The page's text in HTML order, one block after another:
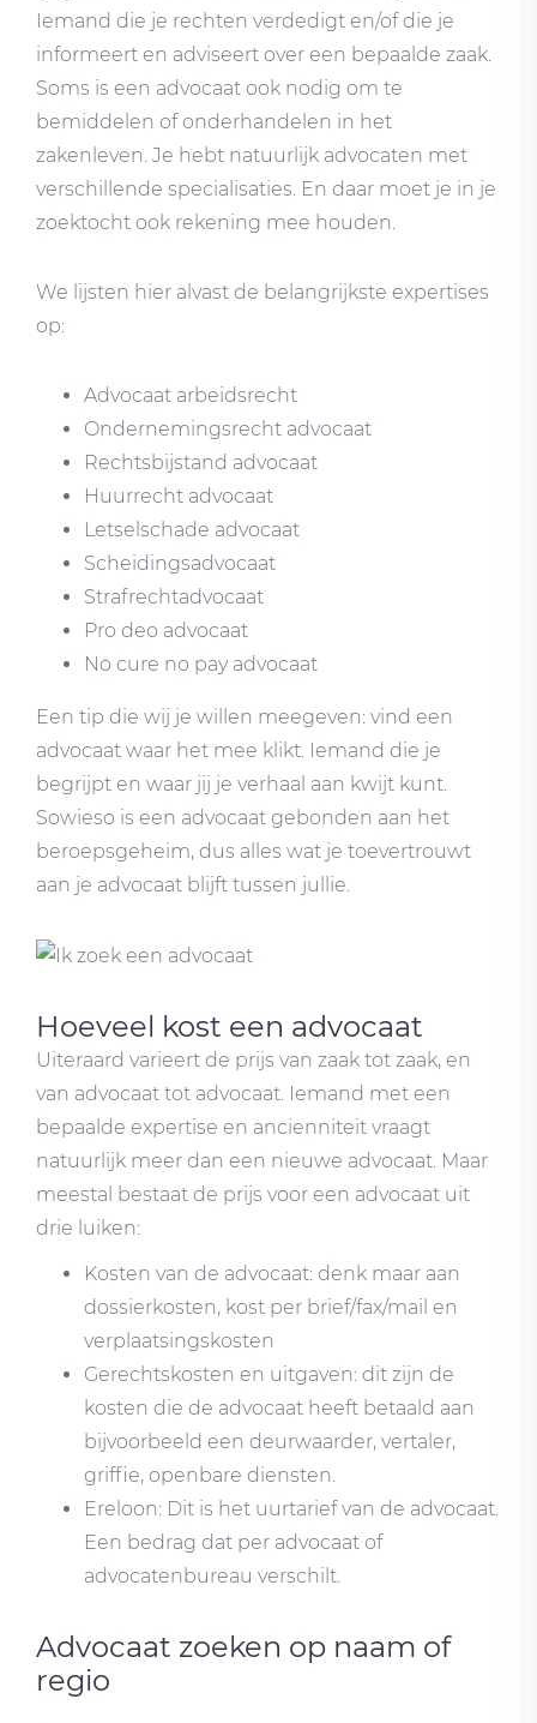
Iemand die je rechten verdedigt en/of die je
informeert en adviseert over een bepaalde zaak.
Soms is een advocaat ook nodig om te
bemiddelen of onderhandelen in het
zakenleven. Je hebt natuurlijk advocaten met
verschillende specialisaties. En daar moet je in je
zoektocht ook rekening mee houden.
We lijsten hier alvast de belangrijkste expertises
op:
Advocaat arbeidsrecht
Ondernemingsrecht advocaat
Rechtsbijstand advocaat
Huurrecht advocaat
Letselschade advocaat
Scheidingsadvocaat
Strafrechtadvocaat
Pro deo advocaat
No cure no pay advocaat
Een tip die wij je willen meegeven: vind een
advocaat waar het mee klikt. Iemand die je
begrijpt en waar jij je verhaal aan kwijt kunt.
Sowieso is een advocaat gebonden aan het
beroepsgeheim, dus alles wat je toevertrouwt
aan je advocaat blijft tussen jullie.
Hoeveel kost een advocaat
Uiteraard varieert de prijs van zaak tot zaak, en
van advocaat tot advocaat. Iemand met een
bepaalde expertise en ancienniteit vraagt
natuurlijk meer dan een nieuwe advocaat. Maar
meestal bestaat de prijs voor een advocaat uit
drie luiken:
Kosten van de advocaat: denk maar aan
dossierkosten, kost per brief/fax/mail en
verplaatsingskosten
Gerechtskosten en uitgaven: dit zijn de
kosten die de advocaat heeft betaald aan
bijvoorbeeld een deurwaarder, vertaler,
griffie, openbare diensten.
Ereloon: Dit is het uurtarief van de advocaat.
Een bedrag dat per advocaat of
advocatenbureau verschilt.
Advocaat zoeken op naam of
regio